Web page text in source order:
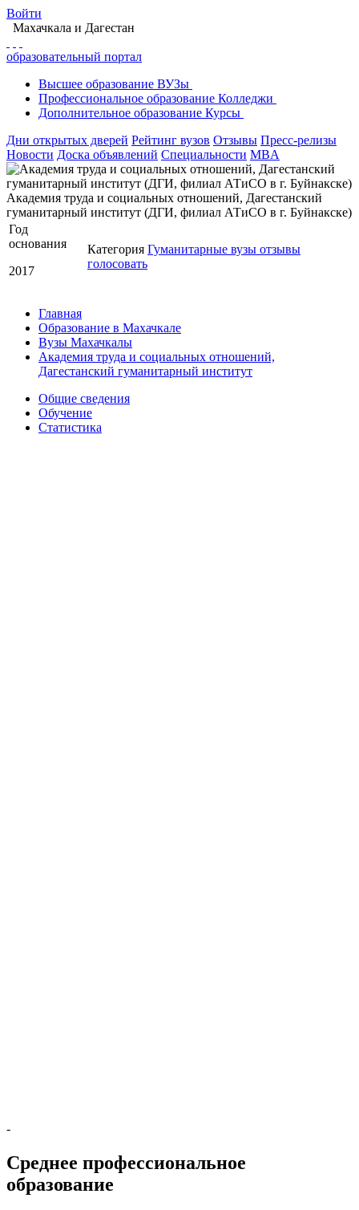
Войти
Махачкала и Дагестан
образовательный портал
Высшее образование ВУЗы
Профессиональное образование Колледжи
Дополнительное образование Курсы
Дни открытых дверей Рейтинг вузов Отзывы Пресс-релизы
Новости Доска объявлений Специальности MBA
Академия труда и социальных отношений, Дагестанский
гуманитарный институт (ДГИ, филиал АТиСО в г. Буйнакске)
Год
основания
2017
Категория Гуманитарные вузы отзывы
голосовать
Главная
Образование в Махачкале
Вузы Махачкалы
Академия труда и социальных отношений,
Дагестанский гуманитарный институт
Общие сведения
Обучение
Статистика
-
Среднее профессиональное
образование